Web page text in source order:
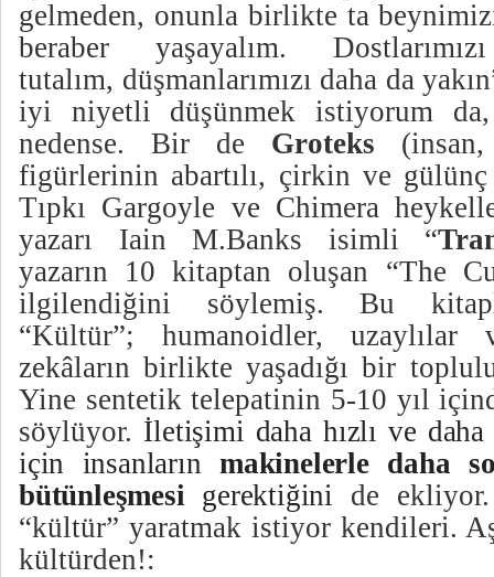
gelmeden, onunla birlikte ta
beraber yaşayalım.
tutalım, düşmanlarımızı daha dayakın
iyi niyetli düşünmek istiyorum
nedense. Bir de Groteks
figürlerinin abartılı, çirkin ve
Tıpkı Gargoyle ve Chimera
yazarı Iain M.Banks isimli “
yazarın 10 kitaptan oluşan “The
ilgilendiğini söylemiş. Bu
“Kültür”; humanoidler, uzaylılar
zekâların birlikte yaşadığı bir
Yine sentetik telepatinin 5-10 yıl
söylüyor. İletişimi daha hızlı ve
için insanların makinelerle daha
bütünleşmesi gerektiğini
de
“kültür” yaratmak istiyor kendileri.
kültürden!: